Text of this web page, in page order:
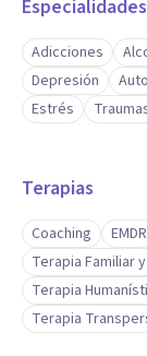
Especialidades
Adicciones
Depresión
Estrés
Terapias
Coaching EMDR
Terapia Familiar
Terapia
Terapia